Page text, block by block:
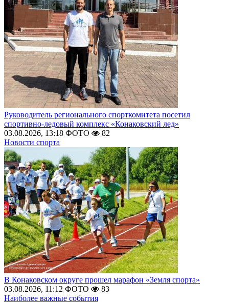
Руководитель регионального спорткомитета посетил
спортивно-ледовый комплекс «Конаковский лед»
03.08.2026, 13:18 ФОТО
82
Новости спорта
В Конаковском округе прошел марафон «Земля спорта»
03.08.2026, 11:12 ФОТО
83
Наиболее важные события